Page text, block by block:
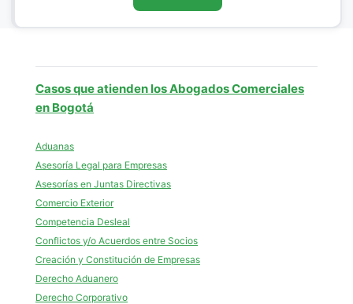
Casos que atienden los Abogados Comerciales
en Bogotá
Aduanas
Asesoría Legal para Empresas
Asesorías en Juntas Directivas
Comercio Exterior
Competencia Desleal
Conflictos y/o Acuerdos entre Socios
Creación y Constitución de Empresas
Derecho Aduanero
Derecho Corporativo